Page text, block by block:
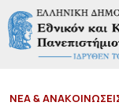
ΝΕΑ &